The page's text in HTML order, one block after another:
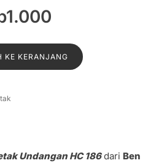
1.000
ini
adalah:
KE KERANJANG
Undangan HC 186dari Ben